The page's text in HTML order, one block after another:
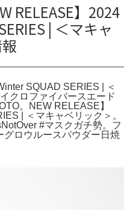
RELEASE】2024
| ＜マキャ
SQUAD SERIES | ＜
クロファイバースエード
。NEW RELEASE】
| ＜マキャベリック＞。
#マスクガチ勢。フ
グロウルースパウダー日焼